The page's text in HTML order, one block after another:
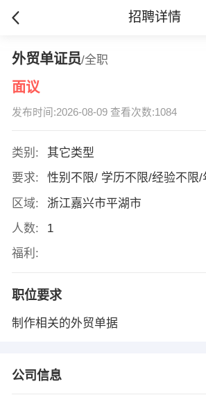
招聘详情
外贸单证员/全职
面议
发布时间:2026-08-09 查看次数:1084
类别:
其它类型
要求:
性别不限/ 学历不限/经验不限/
区域:
浙江嘉兴市平湖市
人数:
1
福利:
职位要求
制作相关的外贸单据
公司信息